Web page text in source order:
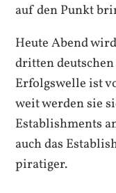
auf den Punkt
Heute Abend
dritten
Erfolgswelle ist
weit werden sie
Establishments
auch das
piratiger.